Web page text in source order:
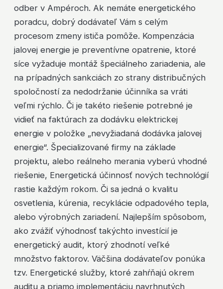
odber v Ampéroch. Ak nemáte energetického
poradcu, dobrý dodávateľ Vám s celým
procesom zmeny ističa pomôže. Kompenzácia
jalovej energie je preventívne opatrenie, ktoré
síce vyžaduje montáž špeciálneho zariadenia, ale
na prípadných sankciách zo strany distribučných
spoločností za nedodržanie účinníka sa vráti
veľmi rýchlo. Či je takéto riešenie potrebné je
vidieť na faktúrach za dodávku elektrickej
energie v položke „nevyžiadaná dodávka jalovej
energie“. Špecializované firmy na základe
projektu, alebo reálneho merania vyberú vhodné
riešenie, Energetická účinnosť nových technológií
rastie každým rokom. Či sa jedná o kvalitu
osvetlenia, kúrenia, recyklácie odpadového tepla,
alebo výrobných zariadení. Najlepším spôsobom,
ako zvážiť výhodnosť takýchto investícií je
energetický audit, ktorý zhodnotí veľké
množstvo faktorov. Väčšina dodávateľov ponúka
tzv. Energetické služby, ktoré zahŕňajú okrem
auditu a priamo implementáciu navrhnutých